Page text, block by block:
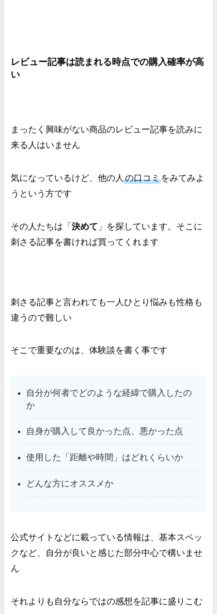
レビュー記事は読まれる時点での購入確率が高
い
まったく興味がない商品のレビュー記事を読みに
来る人はいません
気になっているけど、他の人の口コミをみてみよ
うという方です
その人たちは「決めて 」を探しています。そこに
刺さる記事を書ければ買ってくれます
刺さる記事と言われても一人ひとり悩みも性格も
違うので難しい
そこで重要なのは、体験談を書く事です
自分が何者でどのような経緯で購入したの
か
自身が購入して良かった点、悪かった点
使用した「距離や時間」はどれくらいか
どんな方にオススメか
公式サイトなどに載っている情報は、基本スペッ
クなど、自分が良いと感じた部分中心で構いませ
ん
それよりも自分ならではの感想を記事に盛りこむ